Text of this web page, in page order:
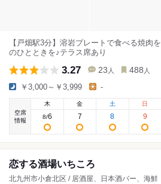
【戸畑駅3分】溶岩プレートで食べる焼肉
のひとときを♪テラス席あり
3.27 23 人 488 人
￥3,000～￥3,999 -
空席
情報
木
8/6
金
7
土
8
日
9
恋する酒場いちころ
北九州市小倉北区 / 居酒屋、日本酒バー、海鮮